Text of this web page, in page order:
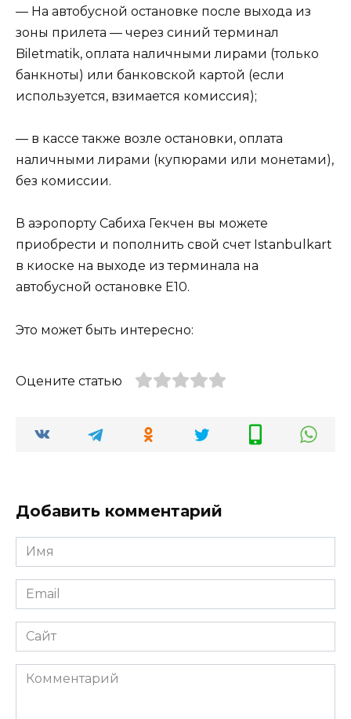
— На автобусной остановке после выхода из
зоны прилета — через синий терминал
Biletmatik, оплата наличными лирами (только
банкноты) или банковской картой (если
используется, взимается комиссия);
— в кассе также возле остановки, оплата
наличными лирами (купюрами или монетами),
без комиссии.
В аэропорту Сабиха Гекчен вы можете
приобрести и пополнить свой счет Istanbulkart
в киоске на выходе из терминала на
автобусной остановке E10.
Это может быть интересно:
Оцените статью
Добавить комментарий
Имя
Email
Сайт
Комментарий